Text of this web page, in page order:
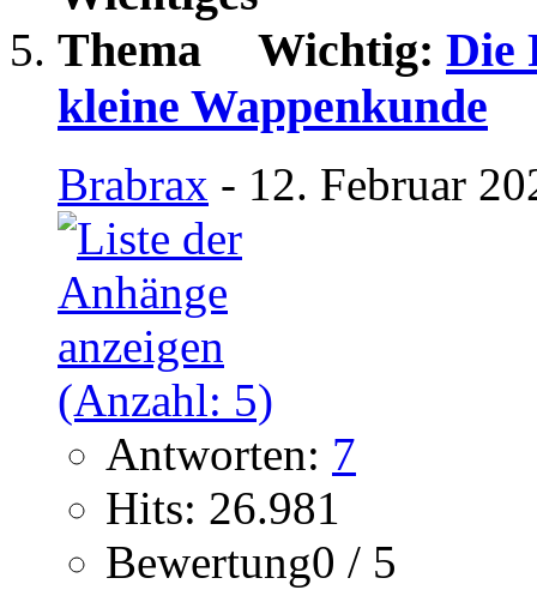
Wichtig: Die
kleine Wappenkunde
Brabrax - 12. Februar
Antworten: 7
Hits: 26.981
Bewertung0 / 5